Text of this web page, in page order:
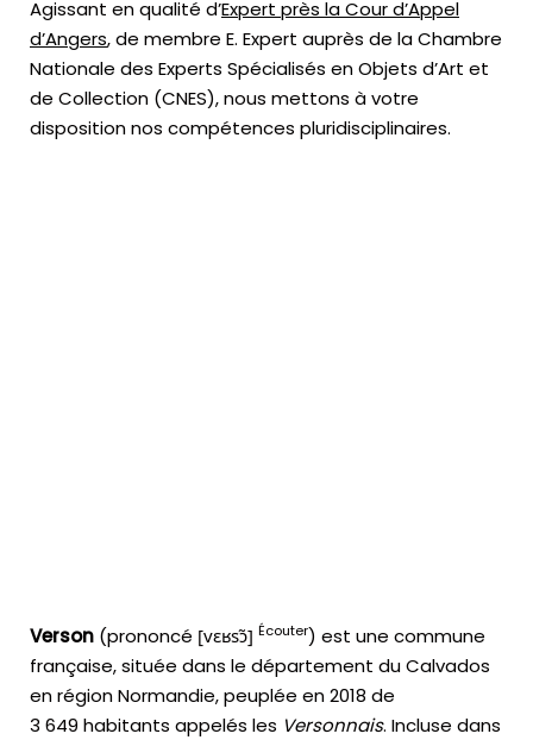
Agissant en qualité d’Expert près la Cour d’Appel
d’Angers, de membre E. Expert auprès de laChambre
Nationale des Experts Spécialisés en Objets d’Art et
de Collection (CNES),nous mettons à votre
disposition nos compétences pluridisciplinaires.
Verson (prononcé [vɛʁsɔ̃] Écouter) est une commune
française, située dans le département du Calvados
en région Normandie, peuplée en 2018 de
3 649 habitants appelés les Versonnais. Incluse dans